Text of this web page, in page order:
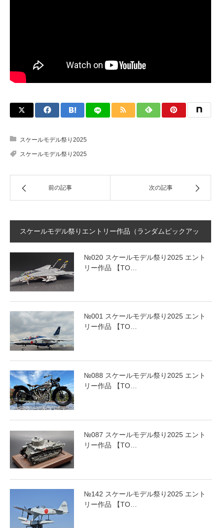
スケールモデル祭り2025
スケールモデル祭り2025
前の記事 次の記事
スケールモデル祭りエントリー作品（ランダムピックアッ
プ）
№020 スケールモデル祭り2025 エント
リー作品 【TO…
№001 スケールモデル祭り2025 エント
リー作品 【TO…
№088 スケールモデル祭り2025 エント
リー作品 【TO…
№087 スケールモデル祭り2025 エント
リー作品 【TO…
№142 スケールモデル祭り2025 エント
リー作品 【TO…